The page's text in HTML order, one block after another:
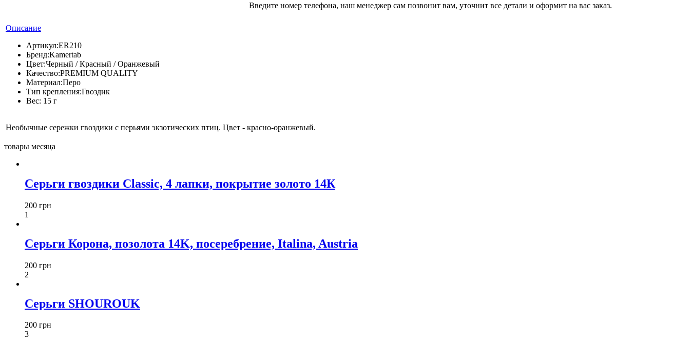
Введите номер телефона, наш менеджер сам позвонит вам, уточнит все детали и оформит на вас заказ.
Описание
Артикул:ER210
Бренд:Kamertab
Цвет:Черный / Красный / Оранжевый
Качество:PREMIUM QUALITY
Материал:Перо
Тип крепления:Гвоздик
Вес: 15 г
Необычные сережки гвоздики с перьями экзотических птиц. Цвет - красно-оранжевый.
товары месяца
Серьги гвоздики Classic, 4 лапки, покрытие золото 14К
200 грн
1
Серьги Корона, позолота 14K, посеребрение, Italina, Austria
200 грн
2
Серьги SHOUROUK
200 грн
3